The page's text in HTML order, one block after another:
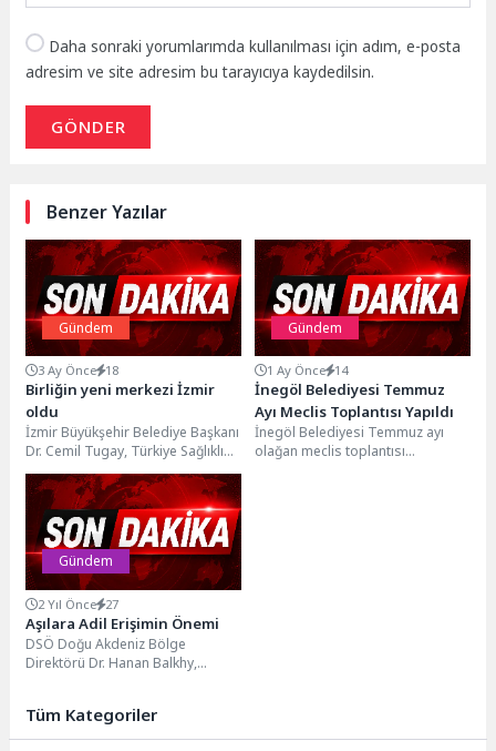
Daha sonraki yorumlarımda kullanılması için adım, e-posta
adresim ve site adresim bu tarayıcıya kaydedilsin.
GÖNDER
Benzer Yazılar
Gündem
3 Ay Önce 18
Birliğin yeni merkezi İzmir
oldu
İzmir Büyükşehir Belediye Başkanı
Dr. Cemil Tugay, Türkiye Sağlıklı
Kentler Birliği’nin 45’inci Olağan
Meclis Toplantısı’nda,...
Gündem
1 Ay Önce 14
İnegöl Belediyesi Temmuz
Ayı Meclis Toplantısı Yapıldı
İnegöl Belediyesi Temmuz ayı
olağan meclis toplantısı
Gündem
2 Yıl Önce 27
Aşılara Adil Erişimin Önemi
DSÖ Doğu Akdeniz Bölge
Direktörü Dr. Hanan Balkhy,
Tüm Kategoriler